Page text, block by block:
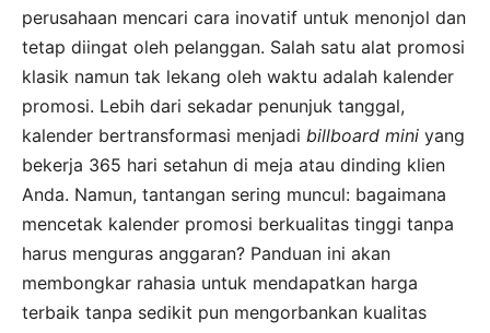
perusahaan mencari cara inovatif untuk menonjol dan
tetap diingat oleh pelanggan. Salah satu alat promosi
klasik namun tak lekang oleh waktu adalah kalender
promosi. Lebih dari sekadar penunjuk tanggal,
kalender bertransformasi menjadi billboard mini yang
bekerja 365 hari setahun di meja atau dinding klien
Anda. Namun, tantangan sering muncul: bagaimana
mencetak kalender promosi berkualitas tinggi tanpa
harus menguras anggaran? Panduan ini akan
membongkar rahasia untuk mendapatkan harga
terbaik tanpa sedikit pun mengorbankan kualitas